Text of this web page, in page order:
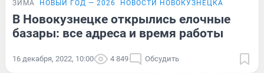
ЗИМА НОВЫЙ ГОД — 2026 НОВОСТИ НОВОКУЗНЕЦКА
В Новокузнецке открылись елочные
базары: все адреса и время работы
16 декабря, 2022, 10:00 4 849 Обсудить